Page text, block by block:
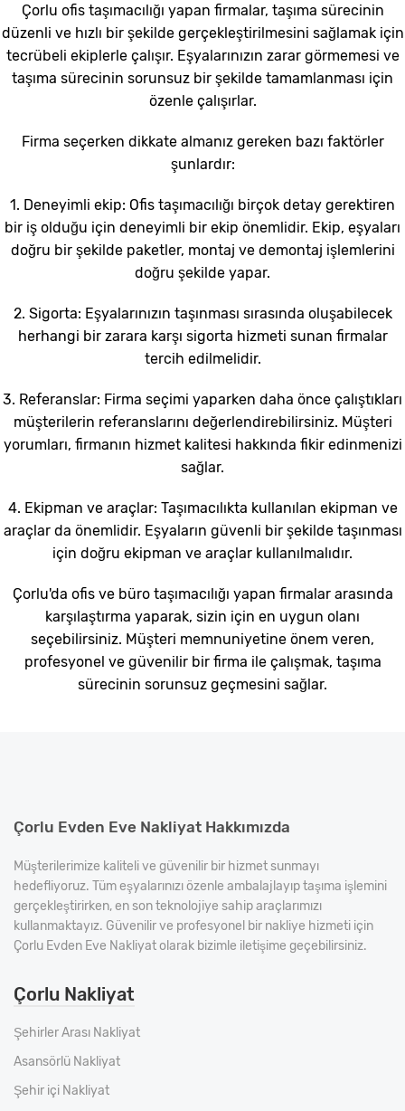
Çorlu ofis taşımacılığı yapan firmalar, taşıma sürecinin
düzenli ve hızlı bir şekilde gerçekleştirilmesini sağlamak için
tecrübeli ekiplerle çalışır. Eşyalarınızın zarar görmemesi ve
taşıma sürecinin sorunsuz bir şekilde tamamlanması için
özenle çalışırlar.
Firma seçerken dikkate almanız gereken bazı faktörler
şunlardır:
1. Deneyimli ekip: Ofis taşımacılığı birçok detay gerektiren
bir iş olduğu için deneyimli bir ekip önemlidir. Ekip, eşyaları
doğru bir şekilde paketler, montaj ve demontaj işlemlerini
doğru şekilde yapar.
2. Sigorta: Eşyalarınızın taşınması sırasında oluşabilecek
herhangi bir zarara karşı sigorta hizmeti sunan firmalar
tercih edilmelidir.
3. Referanslar: Firma seçimi yaparken daha önce çalıştıkları
müşterilerin referanslarını değerlendirebilirsiniz. Müşteri
yorumları, firmanın hizmet kalitesi hakkında fikir edinmenizi
sağlar.
4. Ekipman ve araçlar: Taşımacılıkta kullanılan ekipman ve
araçlar da önemlidir. Eşyaların güvenli bir şekilde taşınması
için doğru ekipman ve araçlar kullanılmalıdır.
Çorlu'da ofis ve büro taşımacılığı yapan firmalar arasında
karşılaştırma yaparak, sizin için en uygun olanı
seçebilirsiniz. Müşteri memnuniyetine önem veren,
profesyonel ve güvenilir bir firma ile çalışmak, taşıma
sürecinin sorunsuz geçmesini sağlar.
Çorlu Evden Eve Nakliyat Hakkımızda
Müşterilerimize kaliteli ve güvenilir bir hizmet sunmayı
hedefliyoruz. Tüm eşyalarınızı özenle ambalajlayıp taşıma işlemini
gerçekleştirirken, en son teknolojiye sahip araçlarımızı
kullanmaktayız. Güvenilir ve profesyonel bir nakliye hizmeti için
Çorlu Evden Eve Nakliyat olarak bizimle iletişime geçebilirsiniz.
Çorlu Nakliyat
Şehirler Arası Nakliyat
Asansörlü Nakliyat
Şehir içi Nakliyat